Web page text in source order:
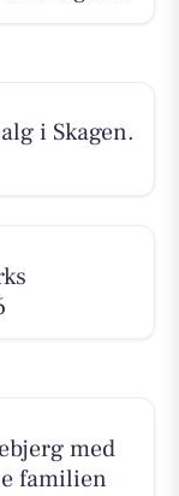
i Skagen.
med
familien